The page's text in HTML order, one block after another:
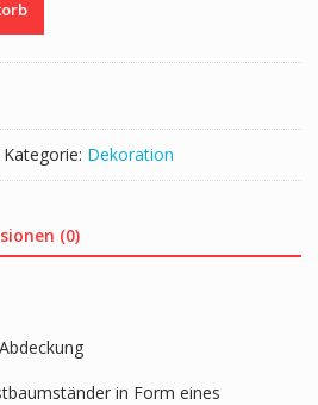
Kategorie: Dekoration
(0)
in Form eines